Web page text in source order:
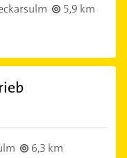
5,9 km
6,3 km